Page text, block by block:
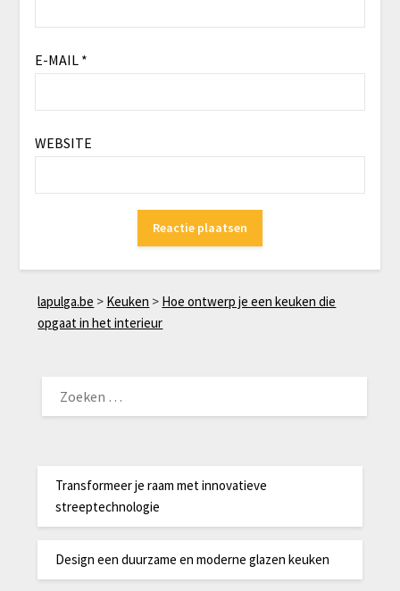
E-MAIL *
WEBSITE
lapulga.be > Keuken > Hoe ontwerp je een keuken die
opgaat in het interieur
NAAR:
Transformeer je raam met innovatieve
streeptechnologie
Design een duurzame en moderne glazen keuken